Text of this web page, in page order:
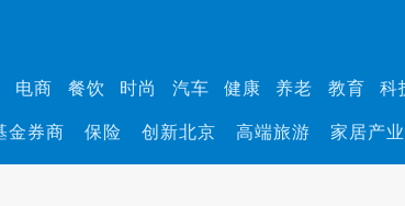
电商 餐饮 时尚 汽车 健康 养老 教育 科
金券商 保险 创新北京 高端旅游 家居产业